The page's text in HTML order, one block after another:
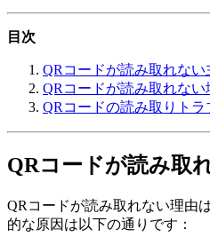
目次
QRコードが読み取れない
QRコードが読み取れな
QRコードの読み取りト
QRコードが読み取
QRコードが読み取れない理由
的な原因は以下の通りです：